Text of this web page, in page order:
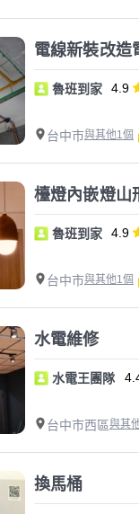
電線新裝改造
魯班到家 4.9
台中市與其他1個
檯燈內嵌燈山
魯班到家 4.9
台中市與其他1個
水電維修
水電王團隊
台中市西區與其
換馬桶